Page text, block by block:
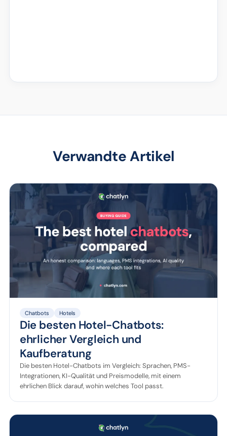
Verwandte Artikel
Chatbots Hotels
Die besten Hotel-Chatbots:
ehrlicher Vergleich und
Kaufberatung
Die besten Hotel-Chatbots im Vergleich: Sprachen, PMS-
Integrationen, KI-Qualität und Preismodelle, mit einem
ehrlichen Blick darauf, wohin welches Tool passt.